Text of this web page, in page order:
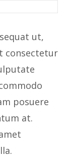
ut,
consectetur
posuere
at.